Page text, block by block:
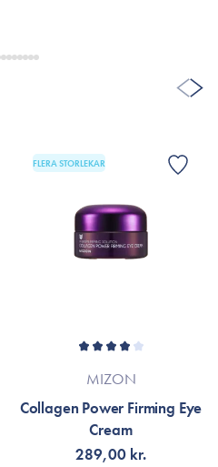
FLERA STORLEKAR
MIZON
Collagen Power Firming Eye
Cream
289,00 kr.